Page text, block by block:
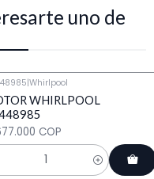
uno de
|Whirlpool
WHIRLPOOL
COP